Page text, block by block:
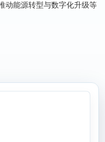
动能源转型与数字化升级等
腾接受采访 就推动能源转型与